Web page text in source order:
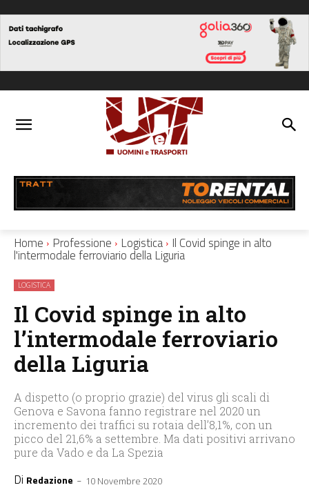
Home Professione Logistica Il Covid spinge in alto
l'intermodale ferroviario della Liguria
LOGISTICA
Il Covid spinge in alto
l’intermodale ferroviario
della Liguria
A dispetto (o proprio grazie) del virus gli scali di
Genova e Savona fanno registrare nel 2020 un
incremento dei traffici su rotaia dell’8,1%, con un
picco del 21,6% a settembre. Ma dati positivi arrivano
pure da Vado e da La Spezia
Di Redazione - 10 Novembre 2020